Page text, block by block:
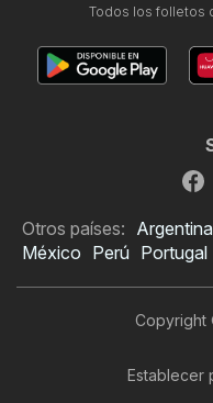
Todos los folletos
Otros países: Argentina
México Perú Portugal
Copyright
Establecer